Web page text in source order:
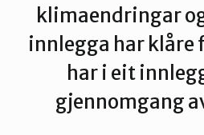
klimaendringar
innlegga har klåre
har i eit
gjennomgang